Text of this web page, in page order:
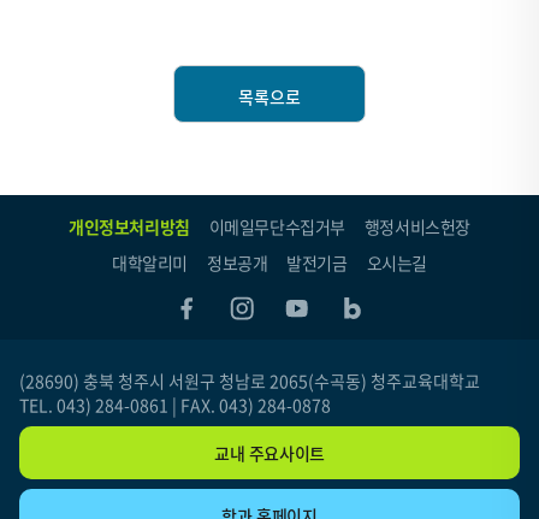
목록으로
개인정보처리방침 이메일무단수집거부
행정서비스헌장
대학알리미
정보공개 발전기금 오시는길
(28690) 충북 청주시 서원구 청남로 2065(수곡동) 청주교육대학교
TEL. 043) 284-0861 | FAX. 043) 284-0878
교내 주요사이트